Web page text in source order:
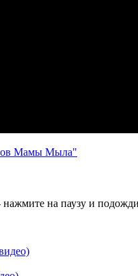
Мамы Мыла"
на паузу и